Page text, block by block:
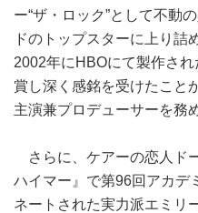
ー“ザ・ロック”として不動
ドのトップスターに上り詰
2002年にHBOにて製作さ
賞し深く感銘を受けたこと
主演兼プロデューサーを務
さらに、ケアーの恋人ド
ハイマー』で第96回アカデ
ネートされた実力派エミリ